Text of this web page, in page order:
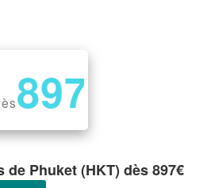
897
Phuket (HKT) dès 897€